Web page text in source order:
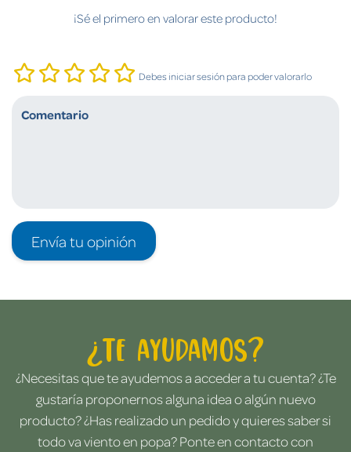
¡Sé el primero en valorar este producto!
Debes iniciar sesión para poder valorarlo
Envía tu opinión
¿Te ayudamos?
¿Necesitas que te ayudemos a acceder a tu cuenta? ¿Te
gustaría proponernos alguna idea o algún nuevo
producto? ¿Has realizado un pedido y quieres saber si
todo va viento en popa? Ponte en contacto con